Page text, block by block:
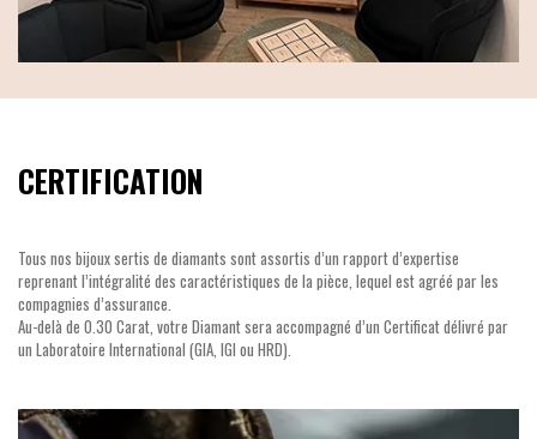
CERTIFICATION
Tous nos bijoux sertis de diamants sont assortis d’un rapport d’expertise
reprenant l’intégralité des caractéristiques de la pièce, lequel est agréé par les
compagnies d’assurance.
Au-delà de 0.30 Carat, votre Diamant sera accompagné d’un Certificat délivré par
un Laboratoire International (GIA, IGI ou HRD).